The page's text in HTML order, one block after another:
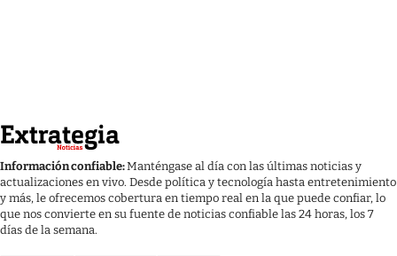
Información confiable:Manténgase al día con las últimas noticias y
actualizaciones en vivo. Desde política y tecnología hasta entretenimiento
y más, le ofrecemos cobertura en tiempo real en la que puede confiar, lo
que nos convierte en su fuente de noticias confiable las 24 horas, los 7
días de la semana.